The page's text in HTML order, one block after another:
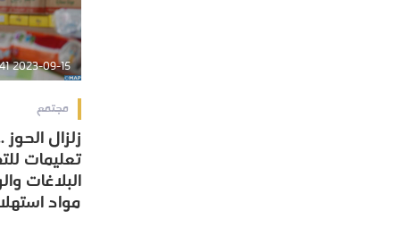
2023-09-15 09:43:41
مجتمع
زلزال
تعليمات
البلاغات
مواد
زلزال
تعليمات
البلاغات
مواد